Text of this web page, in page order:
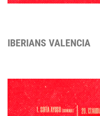
IBERIANS VALENCIA